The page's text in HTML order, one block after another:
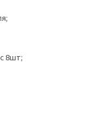
8шт;